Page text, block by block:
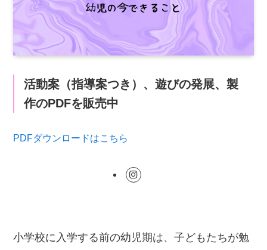
活動案（指導案つき）、遊びの発展、製
作のPDFを販売中
PDFダウンロードはこちら
小学校に入学する前の幼児期は、子どもたちが勉